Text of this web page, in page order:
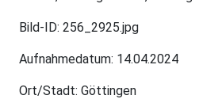
Bild-ID: 256_2925.jpg
Aufnahmedatum: 14.04.2024
Ort/Stadt: Göttingen